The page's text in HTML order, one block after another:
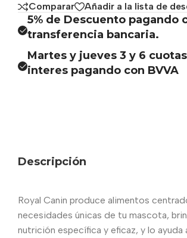
Comparar Añadir a la lista de
5% de Descuento pagando
transferencia bancaria.
Martes y jueves 3 y 6
interes pagando con BVVA
Descripción
Royal Canin produce alimentos
necesidades únicas de tu mascota,
nutrición específica y eficaz, y lo ayuda